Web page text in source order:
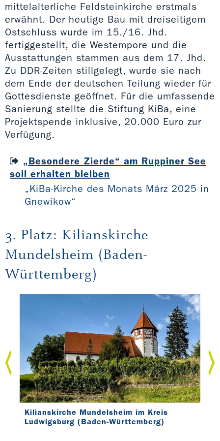
mittelalterliche Feldsteinkirche erstmals
erwähnt. Der heutige Bau mit dreiseitigem
Ostschluss wurde im 15./16. Jhd.
fertiggestellt, die Westempore und die
Ausstattungen stammen aus dem 17. Jhd.
Zu DDR-Zeiten stillgelegt, wurde sie nach
dem Ende der deutschen Teilung wieder für
Gottesdienste geöffnet. Für die umfassende
Sanierung stellte die Stiftung KiBa, eine
Projektspende inklusive, 20.000 Euro zur
Verfügung.
„Besondere Zierde“ am Ruppiner See
soll erhalten bleiben
„KiBa-Kirche des Monats März 2025 in
Gnewikow“
3. Platz: Kilianskirche
Mundelsheim (Baden-
Württemberg)
Kilianskirche Mundelsheim im Kreis
Ludwigsburg (Baden-Württemberg)